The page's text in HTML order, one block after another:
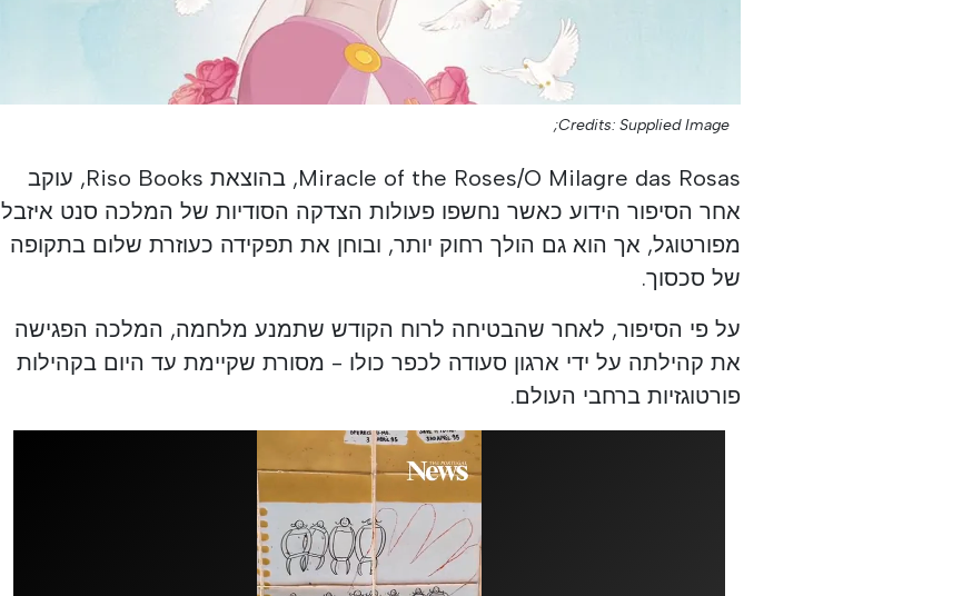
Credits: Supplied Image;
Miracle of the Roses/O Milagre das Rosas, בהוצאת Riso Books, עוקב
אחר הסיפור הידוע כאשר נחשפו פעולות הצדקה הסודיות של המלכה סנט איזבל
מפורטוגל, אך הוא גם הולך רחוק יותר, ובוחן את תפקידה כעוזרת שלום בתקופה
של סכסוך.
על פי הסיפור, לאחר שהבטיחה לרוח הקודש שתמנע מלחמה, המלכה הפגישה
את קהילתה על ידי ארגון סעודה לכפר כולו - מסורת שקיימת עד היום בקהילות
פורטוגזיות ברחבי העולם.